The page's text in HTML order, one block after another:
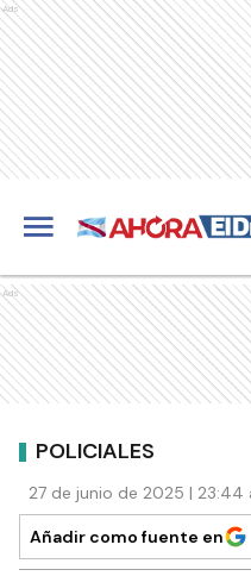
Ads
Ads
POLICIALES
27 de junio de 2025 |
Añadir como fuente en